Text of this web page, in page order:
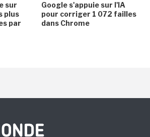
sur
plus
par
Google s'appuie sur l'IA
pour corriger 1 072 failles
dans Chrome